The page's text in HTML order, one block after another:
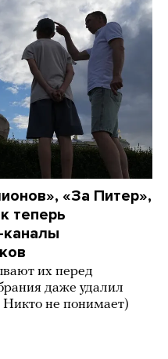
«За Питер»,
теперь
каналы
их перед
даже удалил
не понимает)